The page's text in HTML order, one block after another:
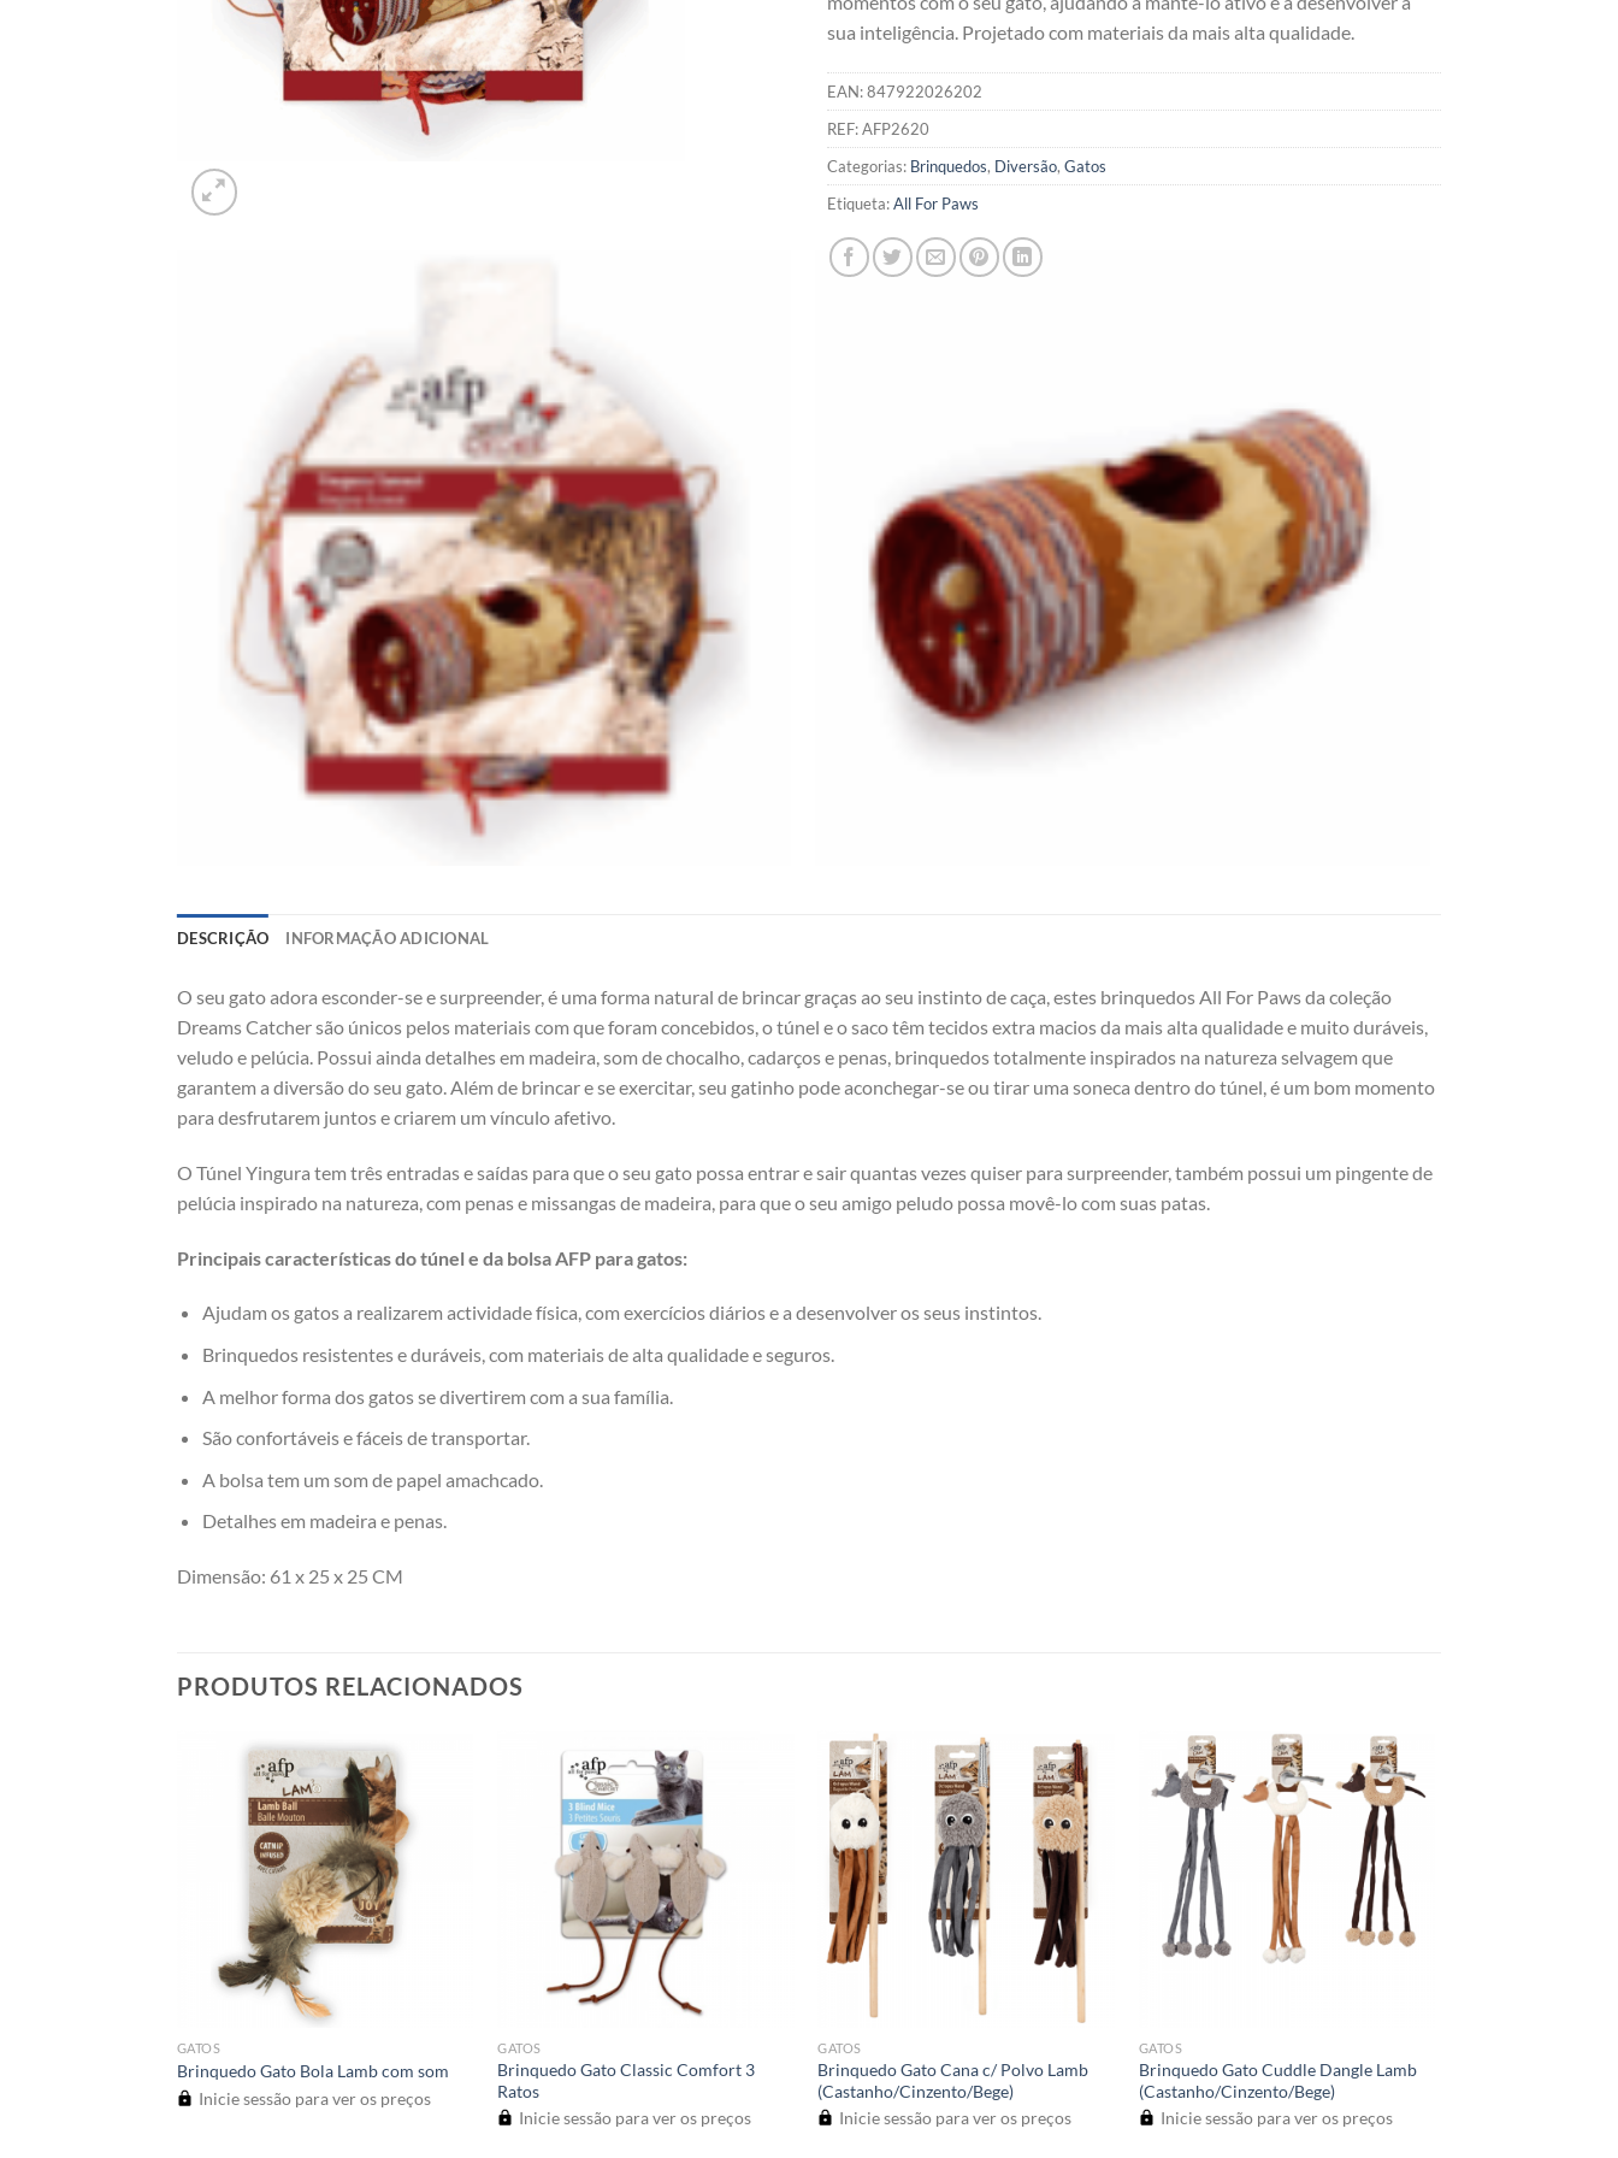
sua inteligência. Projetado com materiais da mais alta qualidade.
EAN:847922026202
REF:AFP2620
Categorias: Brinquedos, Diversão, Gatos
Etiqueta:All For Paws
DESCRIÇÃO INFORMAÇÃO ADICIONAL
O seu gato adora esconder-se e surpreender, é uma forma natural de brincar graças ao seu instinto de caça, estes brinquedos All For Paws da coleção
Dreams Catcher são únicos pelos materiais com que foram concebidos, o túnel e o saco têm tecidos extra macios da mais alta qualidade e muito duráveis,
veludo e pelúcia. Possui ainda detalhes em madeira, som de chocalho, cadarços e penas, brinquedos totalmente inspirados na natureza selvagem que
garantem a diversão do seu gato. Além de brincar e se exercitar, seu gatinho pode aconchegar-se ou tirar uma soneca dentro do túnel, é um bom momento
para desfrutarem juntos e criarem um vínculo afetivo.
O Túnel Yingura tem três entradas e saídas para que o seu gato possa entrar e sair quantas vezes quiser para surpreender, também possui um pingente de
pelúcia inspirado na natureza, com penas e missangas de madeira, para que o seu amigo peludo possa movê-lo com suas patas.
Principais características do túnel e da bolsa AFP para gatos:
Ajudam os gatos a realizarem actividade física, com exercícios diários e a desenvolver os seus instintos.
Brinquedos resistentes e duráveis, com materiais de alta qualidade e seguros.
A melhor forma dos gatos se divertirem com a sua família.
São confortáveis ​​e fáceis de transportar.
A bolsa tem um som de papel amachcado.
Detalhes em madeira e penas.
Dimensão: 61 x 25 x 25 CM
PRODUTOS RELACIONADOS
GATOS
Brinquedo Gato Bola Lamb com som
Inicie sessão para ver os preços
GATOS
Brinquedo Gato Classic Comfort 3
Ratos
Inicie sessão para ver os preços
GATOS
Brinquedo Gato Cana c/ Polvo Lamb
(Castanho/Cinzento/Bege)
Inicie sessão para ver os preços
GATOS
Brinquedo Gato Cuddle Dangle Lamb
(Castanho/Cinzento/Bege)
Inicie sessão para ver os preços